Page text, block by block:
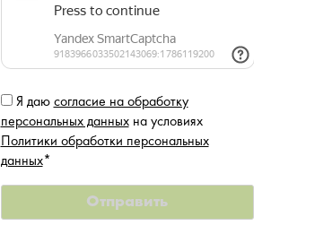
Я даю согласие на обработку
персональных данныхна условиях
Политики обработки персональных
данных*